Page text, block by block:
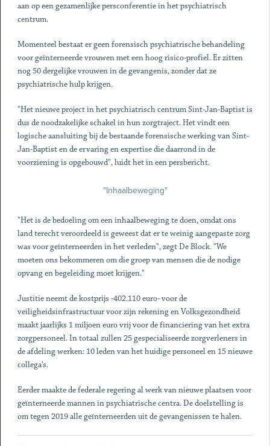
aan op een gezamenlijke persconferentie in het psychiatrisch
centrum.
Momenteel bestaat er geen forensisch psychiatrische behandeling
voor geïnterneerde vrouwen met een hoog risico-profiel. Er zitten
nog 50 dergelijke vrouwen in de gevangenis, zonder dat ze
psychiatrische hulp krijgen.
"Het nieuwe project in het psychiatrisch centrum Sint-Jan-Baptist is
dus de noodzakelijke schakel in hun zorgtraject. Het vindt een
logische aansluiting bij de bestaande forensische werking van Sint-
Jan-Baptist en de ervaring en expertise die daarrond in de
voorziening is opgebouwd", luidt het in een persbericht.
"Inhaalbeweging"
"Het is de bedoeling om een inhaalbeweging te doen, omdat ons
land terecht veroordeeld is geweest dat er te weinig aangepaste zorg
was voor geïnterneerden in het verleden", zegt De Block. "We
moeten ons bekommeren om die groep van mensen die de nodige
opvang en begeleiding moet krijgen."
Justitie neemt de kostprijs -402.110 euro- voor de
veiligheidsinfrastructuur voor zijn rekening en Volksgezondheid
maakt jaarlijks 1 miljoen euro vrij voor de financiering van het extra
zorgpersoneel. In totaal zullen 25 gespecialiseerde zorgverleners in
de afdeling werken: 10 leden van het huidige personeel en 15 nieuwe
collega’s.
Eerder maakte de federale regering al werk van nieuwe plaatsen voor
geïnterneerde mannen in psychiatrische centra. De doelstelling is
om tegen 2019 alle geïnterneerden uit de gevangenissen te halen.